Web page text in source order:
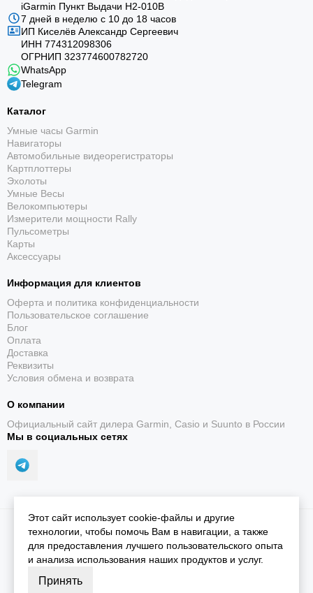
iGarmin Пункт Выдачи Н2-010В
7 дней в неделю с 10 до 18 часов
ИП Киселёв Александр Сергеевич
ИНН 774312098306
ОГРНИП 323774600782720
WhatsApp
Telegram
Каталог
Умные часы Garmin
Навигаторы
Автомобильные видеорегистраторы
Картплоттеры
Эхолоты
Умные Весы
Велокомпьютеры
Измерители мощности Rally
Пульсометры
Карты
Аксессуары
Информация для клиентов
Оферта и политика конфиденциальности
Пользовательское соглашение
Блог
Оплата
Доставка
Реквизиты
Условия обмена и возврата
О компании
Официальный сайт дилера Garmin, Casio и Suunto в России
Мы в социальных сетях
2026 © iGarmin.Карта сайта
Этот сайт использует cookie-файлы и другие
технологии, чтобы помочь Вам в навигации, а также
для предоставления лучшего пользовательского опыта
и анализа использования наших продуктов и услуг.
Принять